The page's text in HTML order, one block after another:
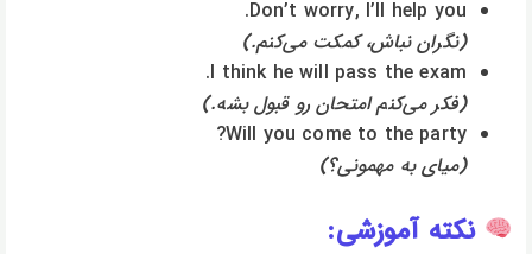
Don’t worry, I’ll help you.
(نگران نباش، کمکت می‌کنم.)
I think he will pass the exam.
(فکر می‌کنم امتحان رو قبول بشه.)
Will you come to the party?
(میای به مهمونی؟)
نکته آموزشی: